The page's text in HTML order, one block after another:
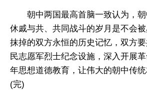
朝中两国最高首脑一致认为，
休戚与共、共同战斗的岁月是不会
抹掉的双方永恒的历史记忆，双方
民志愿军烈士纪念设施，深入开展
年思想道德教育，让伟大的朝中传统
(完)